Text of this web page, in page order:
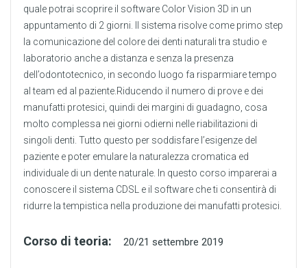
quale potrai scoprire il software Color Vision 3D in un
appuntamento di 2 giorni. Il sistema risolve come primo step
la comunicazione del colore dei denti naturali tra studio e
laboratorio anche a distanza e senza la presenza
dell’odontotecnico, in secondo luogo fa risparmiare tempo
al team ed al paziente.Riducendo il numero di prove e dei
manufatti protesici, quindi dei margini di guadagno, cosa
molto complessa nei giorni odierni nelle riabilitazioni di
singoli denti. Tutto questo per soddisfare l’esigenze del
paziente e poter emulare la naturalezza cromatica ed
individuale di un dente naturale. In questo corso imparerai a
conoscere il sistema CDSL e il software che ti consentirà di
ridurre la tempistica nella produzione dei manufatti protesici.
Corso di teoria: 20/21 settembre 2019